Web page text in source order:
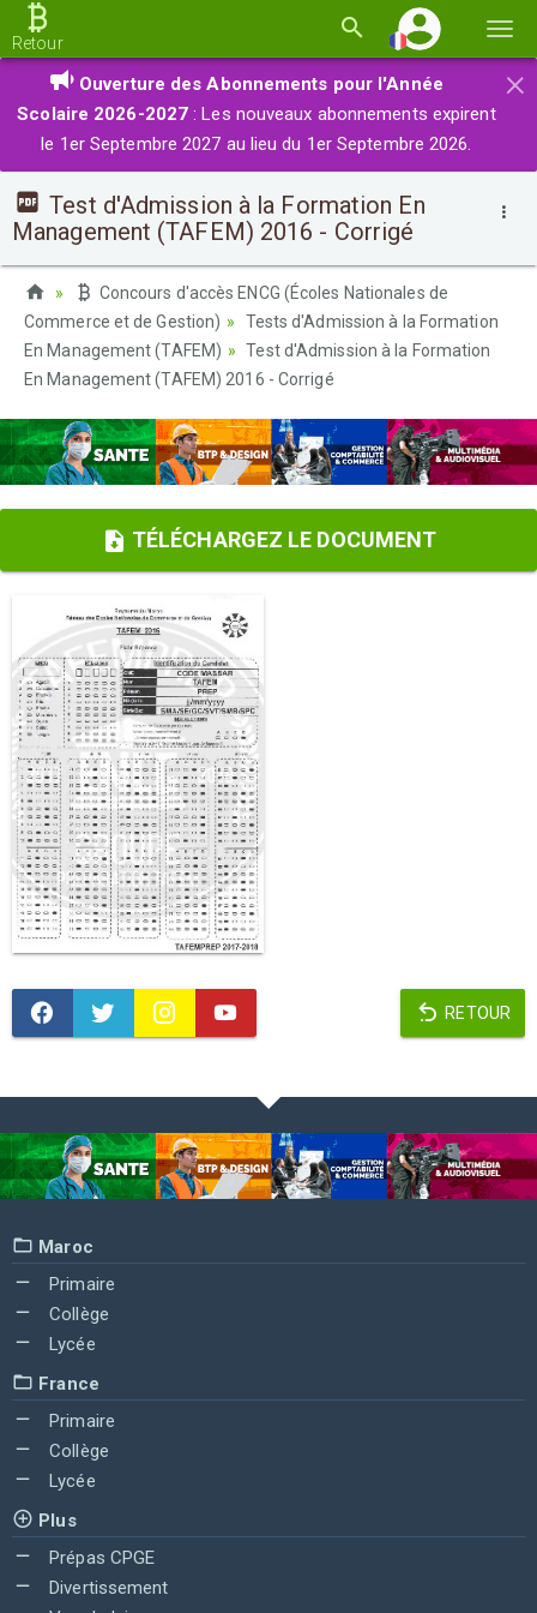
la
Retour
×
Ouverture des Abonnements pour l'Année
Scolaire 2026-2027 : Les nouveaux abonnements expirent
le 1er Septembre 2027 au lieu du 1er Septembre 2026.
Test d'Admission à la Formation En
Management (TAFEM) 2016 - Corrigé
Concours d'accès ENCG (Écoles Nationales de
Commerce et de Gestion)
Tests d'Admission à la Formation
En Management (TAFEM)
Test d'Admission à la Formation
En Management (TAFEM) 2016 - Corrigé
TÉLÉCHARGEZ LE DOCUMENT
RETOUR
Maroc
Primaire
Collège
Lycée
France
Primaire
Collège
Lycée
Plus
Prépas CPGE
Divertissement